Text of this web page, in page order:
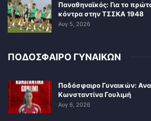
Παναθηναϊκός: Για το
κόντρα στην ΤΣΣΚΑ 1948
Αυγ 5, 2026
ΠΟΔΟΣΦΑΙΡΟ ΓΥΝΑΙΚΩΝ
Ποδόσφαιρο Γυναικών:
Κωνσταντίνα Γουλιμή
Αυγ 6, 2026